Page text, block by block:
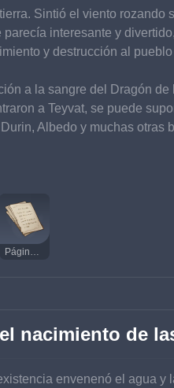
Sintió el viento
interesante y
y destrucción al
a la sangre del Dragón
a Teyvat, se puede
Albedo y muchas otras
Página misteriosa (V)
nacimiento de
envenenó el agua